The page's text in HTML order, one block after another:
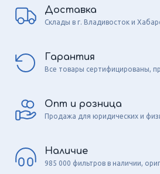
Доставка
Склады в г. Владивосток и
Гарантия
Все товары сертифицированы,
Опт и розница
Продажа для юридических и
Наличие
985 000 фильтров в наличии,